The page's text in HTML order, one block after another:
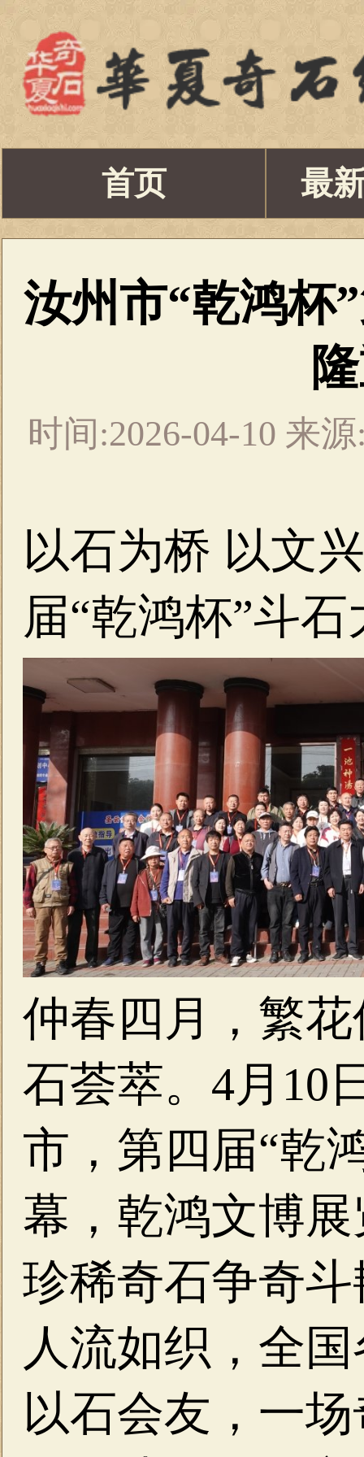
首页 最
汝州市“乾鸿杯
时间:2026-04-10 来
以石为桥 以文
届“乾鸿杯”斗
仲春四月，繁
石荟萃。4月10
市，第四届“乾
幕，乾鸿文博
珍稀奇石争奇
人流如织，全
以石会友，一